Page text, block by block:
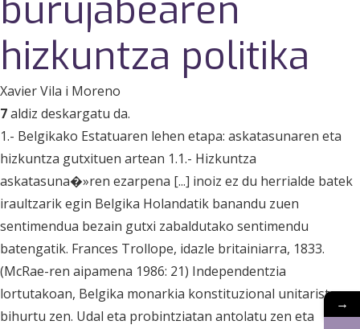
burujabearen
hizkuntza politika
Xavier Vila i Moreno
7aldiz deskargatu da.
1.- Belgikako Estatuaren lehen etapa: askatasunaren eta
hizkuntza gutxituen artean 1.1.- Hizkuntza
askatasuna�»ren ezarpena [...] inoiz ez du herrialde batek
iraultzarik egin Belgika Holandatik banandu zuen
sentimendua bezain gutxi zabaldutako sentimendu
batengatik. Frances Trollope, idazle britainiarra, 1833.
(McRae-ren aipamena 1986: 21) Independentzia
lortutakoan, Belgika monarkia konstituzional unitarista
bihurtu zen. Udal eta probintziatan antolatu zen eta
→